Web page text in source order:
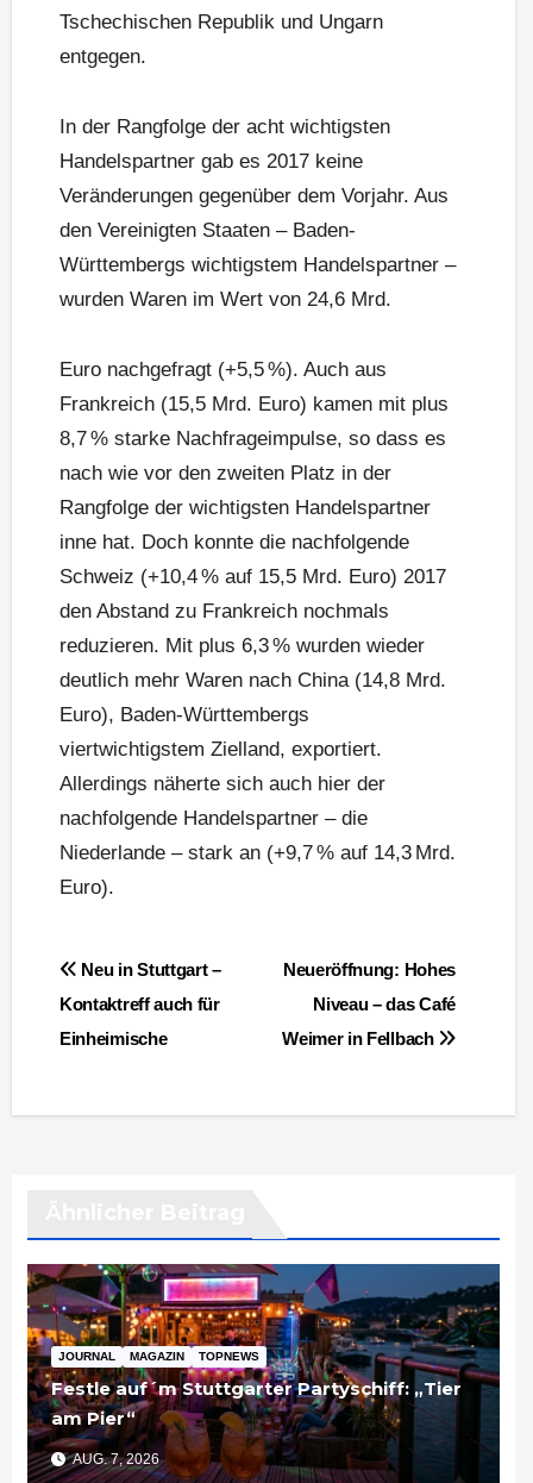
Tschechischen Republik und Ungarn
entgegen.
In der Rangfolge der acht wichtigsten
Handelspartner gab es 2017 keine
Veränderungen gegenüber dem Vorjahr. Aus
den Vereinigten Staaten – Baden-
Württembergs wichtigstem Handelspartner –
wurden Waren im Wert von 24,6 Mrd.
Euro nachgefragt (+5,5 %). Auch aus
Frankreich (15,5 Mrd. Euro) kamen mit plus
8,7 % starke Nachfrageimpulse, so dass es
nach wie vor den zweiten Platz in der
Rangfolge der wichtigsten Handelspartner
inne hat. Doch konnte die nachfolgende
Schweiz (+10,4 % auf 15,5 Mrd. Euro) 2017
den Abstand zu Frankreich nochmals
reduzieren. Mit plus 6,3 % wurden wieder
deutlich mehr Waren nach China (14,8 Mrd.
Euro), Baden-Württembergs
viertwichtigstem Zielland, exportiert.
Allerdings näherte sich auch hier der
nachfolgende Handelspartner – die
Niederlande – stark an (+9,7 % auf 14,3 Mrd.
Euro).
BeitragsnavigationNeueröffnung: Hohes
Niveau – das Café
Weimer in Fellbach
Neu in Stuttgart –
Kontaktreff auch für
Einheimische
JOURNAL MAGAZIN TOPNEWS
Festle auf´m Stuttgarter Partyschiff: „Tier
am Pier“
AUG. 7, 2026